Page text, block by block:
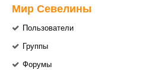
Мир Севелины
Пользователи
Группы
Форумы